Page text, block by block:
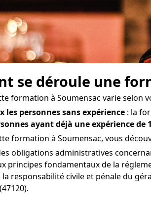
se déroule une
formation à Soumensac varie selon
les personnes sans expérience : la
ayant déjà une expérience de
formation à Soumensac, vous
obligations administratives
principes fondamentaux de la
responsabilité civile et pénale du